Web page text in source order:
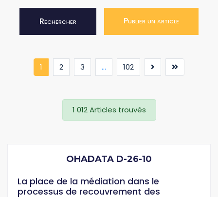
Rechercher Publier un article
1 (current)
2 3 ... 102
1 012 Articles trouvés
OHADATA D-26-10
La place de la médiation dans le
processus de recouvrement des